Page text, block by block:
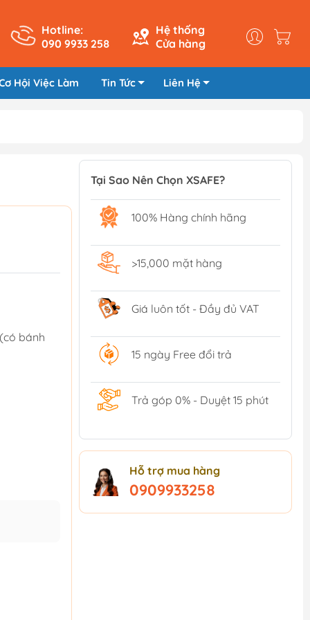
Hotline:
090 9933 258
Hệ thống
Cửa hàng
Hội Việc Làm Tin Tức Liên Hệ
(có bánh
Tại Sao Nên Chọn XSAFE?
100% Hàng chính hãng
>15,000 mặt hàng
Giá luôn tốt - Đầy đủ VAT
15 ngày Free đổi trả
Trả góp 0% - Duyệt 15 phút
Hỗ trợ mua hàng
0909933258